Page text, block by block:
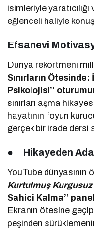
isimleriyle
eğlenceli haliyle
Efsanevi
Dünya rekortmeni
Sınırların Ötesinde:
Psikolojisi’’
sınırları aşma
hayatının “oyun
gerçek bir irade dersi
● Hikayeden
YouTube dünyasının
Kurtulmuş Kurgusuz
Sahici Kalma’’
Ekranın ötesine
peşinden